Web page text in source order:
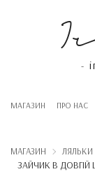
-
МАГАЗИН ПРО НАС
МАГАЗИН
ЗАЙЧИК В ДОВГІЙ